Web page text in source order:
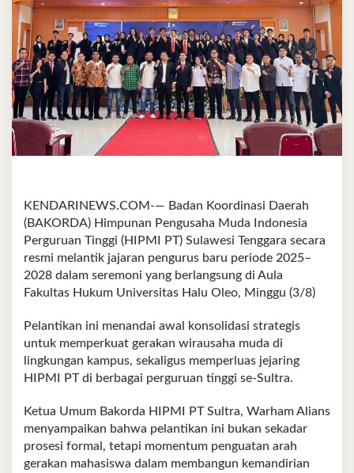
KENDARINEWS.COM-— Badan Koordinasi Daerah
(BAKORDA) Himpunan Pengusaha Muda Indonesia
Perguruan Tinggi (HIPMI PT) Sulawesi Tenggara secara
resmi melantik jajaran pengurus baru periode 2025–
2028 dalam seremoni yang berlangsung di Aula
Fakultas Hukum Universitas Halu Oleo, Minggu (3/8)
Pelantikan ini menandai awal konsolidasi strategis
untuk memperkuat gerakan wirausaha muda di
lingkungan kampus, sekaligus memperluas jejaring
HIPMI PT di berbagai perguruan tinggi se-Sultra.
Ketua Umum Bakorda HIPMI PT Sultra, Warham Alians
menyampaikan bahwa pelantikan ini bukan sekadar
prosesi formal, tetapi momentum penguatan arah
gerakan mahasiswa dalam membangun kemandirian